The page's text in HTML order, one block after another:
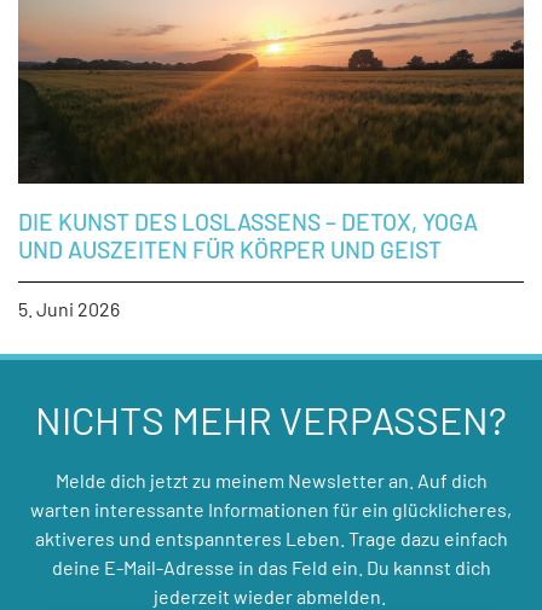
DIE KUNST DES LOSLASSENS – DETOX, YOGA
UND AUSZEITEN FÜR KÖRPER UND GEIST
5. Juni 2026
NICHTS MEHR VERPASSEN?
Melde dich jetzt zu meinem Newsletter an. Auf dich
warten interessante Informationen für ein glücklicheres,
aktiveres und entspannteres Leben. Trage dazu einfach
deine E-Mail-Adresse in das Feld ein. Du kannst dich
jederzeit wieder abmelden.